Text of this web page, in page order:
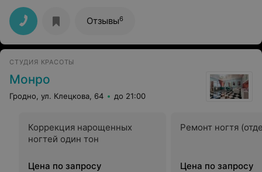
блонда. Сказать, что я довольна - ничего не сказать!:) У
моих волос теперь вторая жизнь ! Спасибо ей и
остальной команде салона за тёплый приём и
дружественную атмосферу
Отзывы6
СТУДИЯ КРАСОТЫ
Монро
Гродно, ул. Клецкова, 64 до 21:00
Коррекция нарощенных
ногтей один тон
Цена по запросу
Ремонт ногтя
Цена по запросу